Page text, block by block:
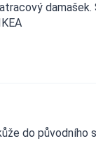
damašek.
do původního